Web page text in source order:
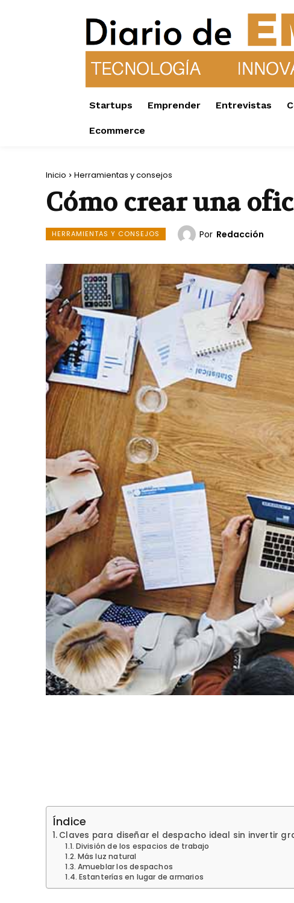
Startups Emprender Entrevistas
Ecommerce
Inicio Herramientas y consejos
Cómo crear una
HERRAMIENTAS Y CONSEJOS Por Redacción
Índice
Claves para diseñar el despacho ideal sin invertir
División de los espacios de trabajo
Más luz natural
Amueblar los despachos
Estanterías en lugar de armarios